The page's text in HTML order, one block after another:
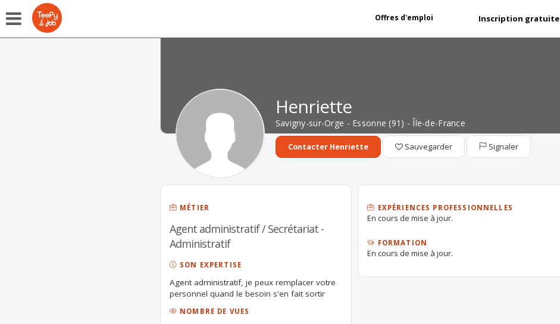
Offres d'emploi Inscription gratuite
Henriette
Savigny-sur-Orge - Essonne (91) - Île-de-France
Contacter Henriette Sauvegarder Signaler
MÉTIER
Agent administratif / Secrétariat -
Administratif
SON EXPERTISE
Agent administratif, je peux remplacer votre
personnel quand le besoin s'en fait sortir
NOMBRE DE VUES
EXPÉRIENCES PROFESSIONNELLES
En cours de mise à jour.
FORMATION
En cours de mise à jour.